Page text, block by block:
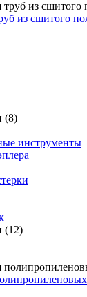
из сшитого
(8)
инструменты
(12)